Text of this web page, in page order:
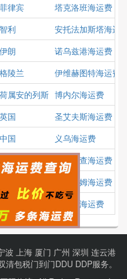
菲律宾
塔克洛班海运费
智利
安托法加斯塔海运
伊朗
诺乌兹港海运费
格陵兰
伊维赫图特海运费
荷属安的列斯 博内尔海运费
英国
圣艾夫斯海运费
中国
义乌海运费
哥伦比亚
里奥阿查海运费
格莱纳姆海运费
尼日利亚 夸伊博海运费
波 上海 厦门 广州 深圳 连云港
清包税门到门DDU DDP服务。